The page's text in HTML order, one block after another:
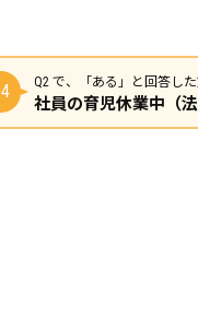
Q2 で、「ある」と回答した
社員の育児休業中（